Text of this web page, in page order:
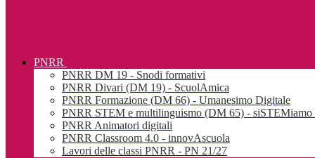
PNRR
PNRR DM 19 - Snodi formativi
PNRR Divari (DM 19) - ScuolAmica
PNRR Formazione (DM 66) - Umanesimo Digitale
PNRR STEM e multilinguismo (DM 65) - siSTEMiamo
PNRR Animatori digitali
PNRR Classroom 4.0 - innovAscuola
Lavori delle classi PNRR - PN 21/27